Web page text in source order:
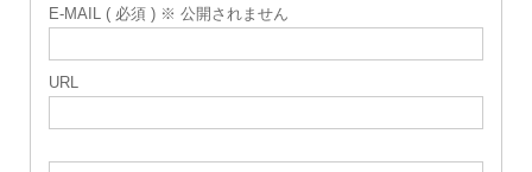
E-MAIL ( 必須 ) ※ 公開されません
URL